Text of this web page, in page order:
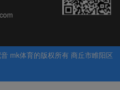
mk体育的版权所有 商丘市睢阳区